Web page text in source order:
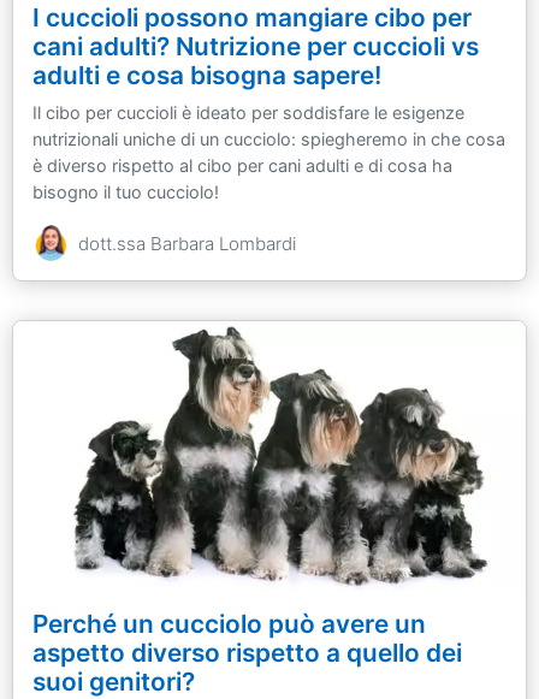
I cuccioli possono mangiare cibo per
cani adulti? Nutrizione per cuccioli vs
adulti e cosa bisogna sapere!
Il cibo per cuccioli è ideato per soddisfare le esigenze
nutrizionali uniche di un cucciolo: spiegheremo in che cosa
è diverso rispetto al cibo per cani adulti e di cosa ha
bisogno il tuo cucciolo!
dott.ssa Barbara Lombardi
Perché un cucciolo può avere un
aspetto diverso rispetto a quello dei
suoi genitori?